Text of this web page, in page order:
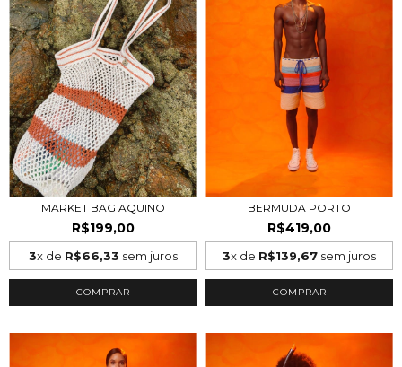
MARKET BAG AQUINO
R$199,00
3x de R$66,33 sem juros
BERMUDA PORTO
R$419,00
3x de R$139,67 sem juros
COMPRAR